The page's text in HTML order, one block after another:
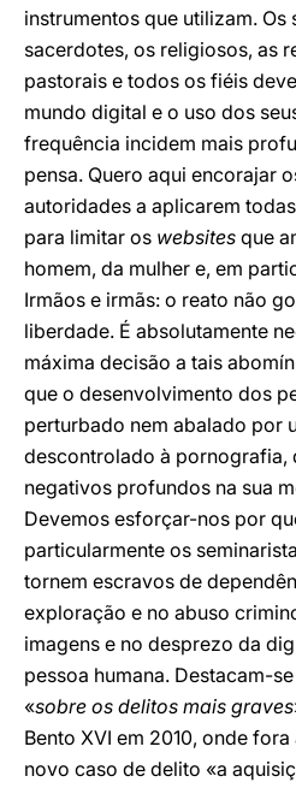
instrumentos que utilizam. Os
sacerdotes, os religiosos, as
pastorais e todos os fiéis
mundo digital e o uso dos
frequência incidem mais
pensa. Quero aqui encorajar
autoridades a aplicarem
para limitar os websites que
homem, da mulher e, em
Irmãos e irmãs: o reato não
liberdade. É absolutamente
máxima decisão a tais
que o desenvolvimento dos
perturbado nem abalado por
descontrolado à pornografia,
negativos profundos na sua
Devemos esforçar-nos por
particularmente os
tornem escravos de
exploração e no abuso
imagens e no desprezo da
pessoa humana. Destacam-
«sobre os delitos mais graves
Bento XVI em 2010, onde
novo caso de delito «a